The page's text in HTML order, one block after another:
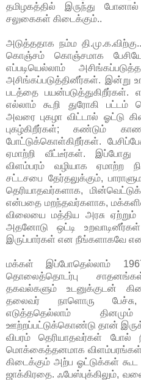
தமிழகத்தில் இருந்து
சலுகைகள் கிடைக்கும்..
அடுத்ததாக நம்ம
கொஞ்சம் கொஞ்சமாக பேசியே
எப்படியெல்லாம்
அசிங்கப்படுத்தினீர்கள். இன்று
படத்தை
எல்லாம் கூறி துரோகி
அவரை புகழா விட்டால் ஓட்டு
புகழ்கிறீர்கள்; கண்டும்
போட்டுக்கொள்கிறீர்கள்.
ஏமாற்றி வீட்டீர்கள். இப்போது
விளம்பரம் வழியாக ஏமாற்ற
சட்டசபை தேர்தலுக்கும்,
தெரியாதவர்களாக,
என்பதை மறந்தவர்களாக,
விலையை மத்திய அரசு ஏற்றும்
அதனோடு ஒட்டி
இருப்பார்கள் என நீங்களாகவே
மக்கள் இப்போதெல்லாம்
தொலைத்தொடர்பு
தகவல்களும் உடனுக்குடன்
தலைவர் நாளொரு பேச்சு,
எடுத்ததெல்லாம்
ஊற்றப்பட்டுக்கொண்டு தான்
விபரம் தெரியாதவர்கள் போல்
மொக்கைத்தனமாக விளம்பரங்கள்
கிடைக்கும் அற்ப ஓட்டுக்கள்
ஜாக்கிரதை. ஃபேஸ்புக்கிலும்,